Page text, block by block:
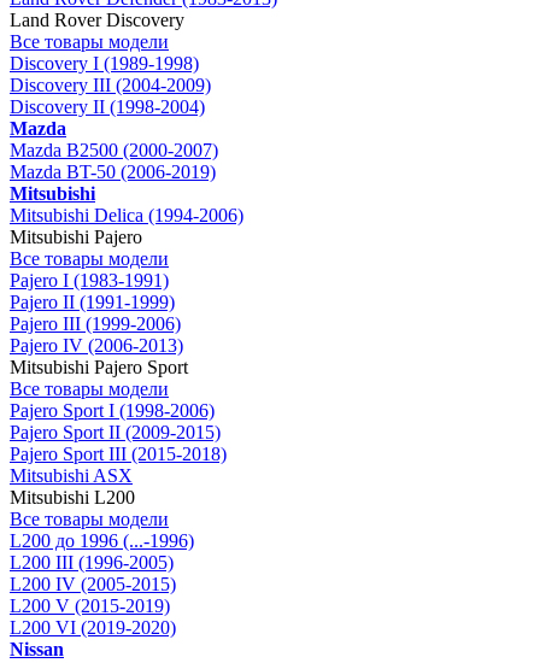
Land Rover Discovery
Все товары модели
Discovery I (1989-1998)
Discovery III (2004-2009)
Discovery II (1998-2004)
Mazda
Mazda B2500 (2000-2007)
Mazda BT-50 (2006-2019)
Mitsubishi
Mitsubishi Delica (1994-2006)
Mitsubishi Pajero
Все товары модели
Pajero I (1983-1991)
Pajero II (1991-1999)
Pajero III (1999-2006)
Pajero IV (2006-2013)
Mitsubishi Pajero Sport
Все товары модели
Pajero Sport I (1998-2006)
Pajero Sport II (2009-2015)
Pajero Sport III (2015-2018)
Mitsubishi ASX
Mitsubishi L200
Все товары модели
L200 до 1996 (...-1996)
L200 III (1996-2005)
L200 IV (2005-2015)
L200 V (2015-2019)
L200 VI (2019-2020)
Nissan